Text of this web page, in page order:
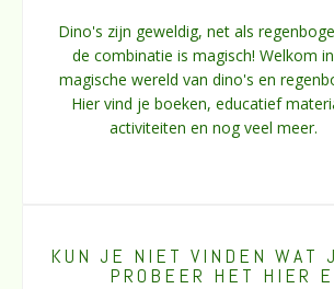
Dino's zijn geweldig, net als
de combinatie is magisch! Welkom
magische wereld van dino's en
Hier vind je boeken, educatief
activiteiten en nog veel meer.
KUN JE NIET VINDEN WAT
PROBEER HET HIER